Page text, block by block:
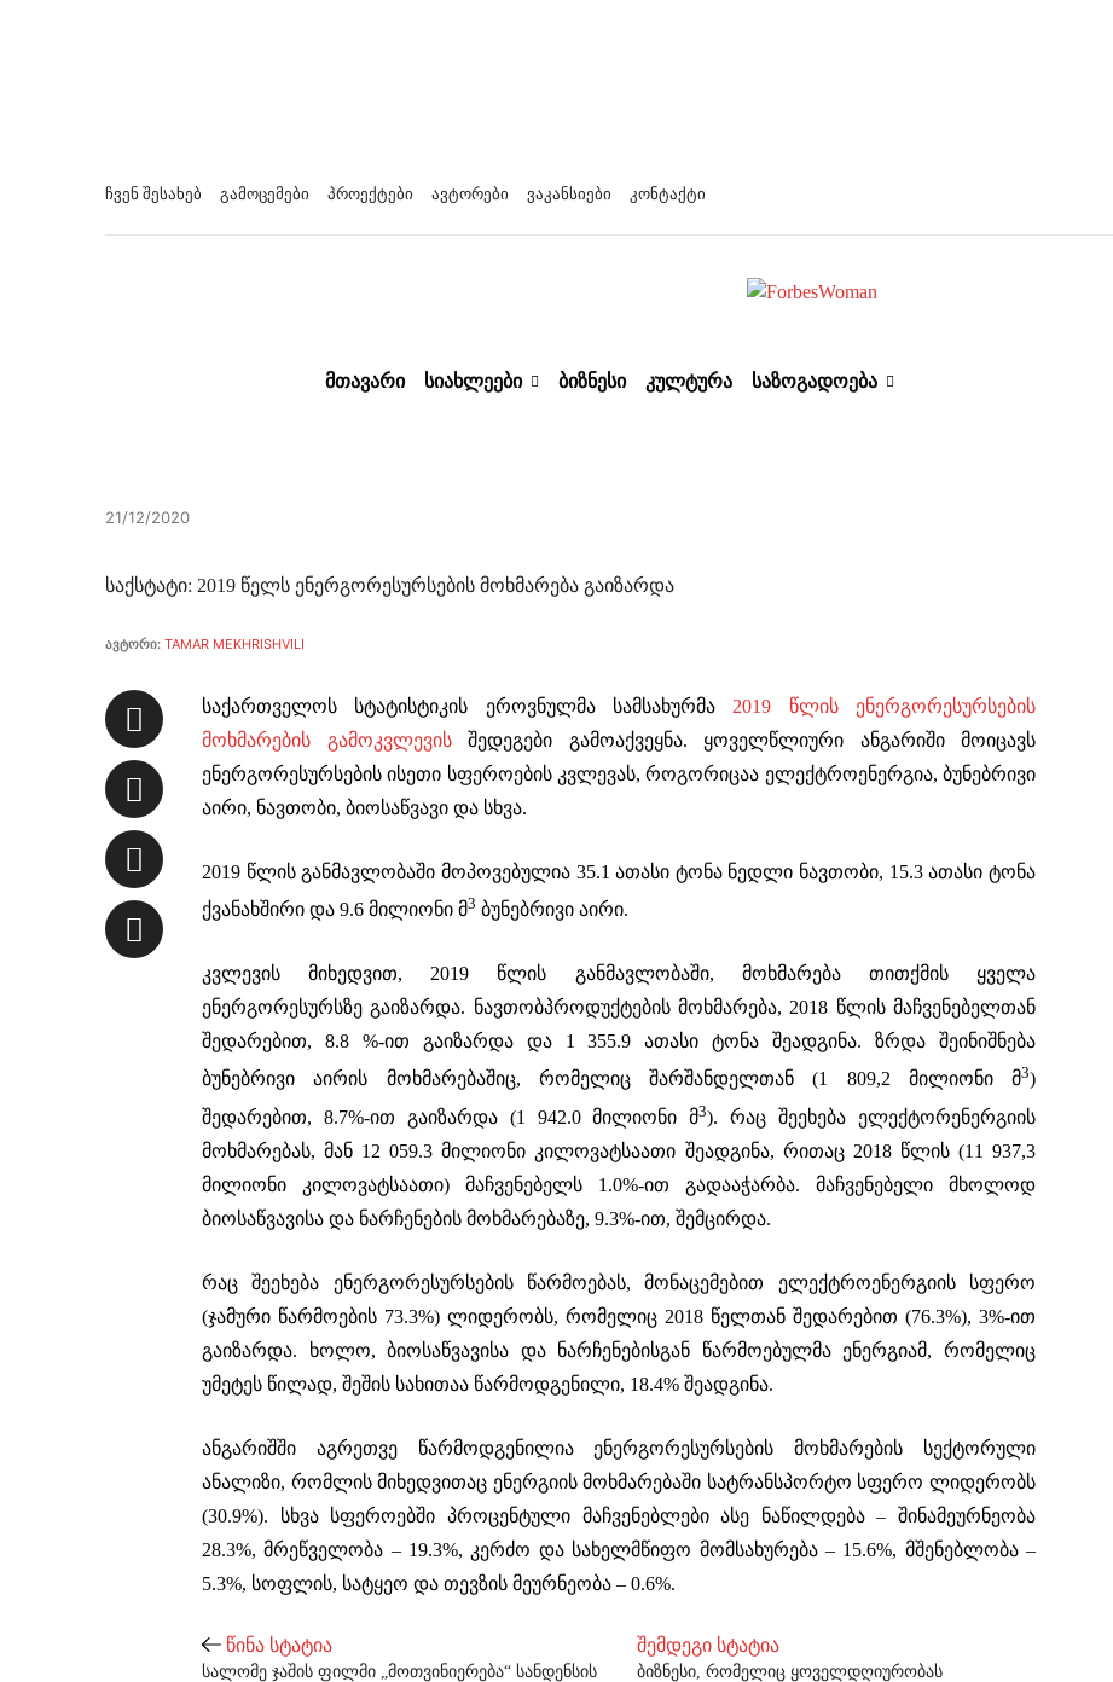
ჩვენ შესახებ გამოცემები პროექტები ავტორები ვაკანსიები კონტაქტი
ᲛᲗᲐᲕᲐᲠᲘ ᲡᲘᲐᲮᲚᲔᲔᲑᲘ ᲑᲘᲖᲜᲔᲡᲘ ᲙᲣᲚᲢᲣᲠᲐ ᲡᲐᲖᲝᲒᲐᲓᲝᲔᲑᲐ
21/12/2020
საქსტატი: 2019 წელს ენერგორესურსების მოხმარება გაიზარდა
ავტორი: TAMAR MEKHRISHVILI
საქართველოს სტატისტიკის ეროვნულმა სამსახურმა 2019 წლის ენერგორესურსების
მოხმარების გამოკვლევისშედეგები გამოაქვეყნა. ყოველწლიური ანგარიში მოიცავს
ენერგორესურსების ისეთი სფეროების კვლევას, როგორიცაა ელექტროენერგია, ბუნებრივი
აირი, ნავთობი, ბიოსაწვავი და სხვა.
2019 წლის განმავლობაში მოპოვებულია 35.1 ათასი ტონა ნედლი ნავთობი, 15.3 ათასი ტონა
ქვანახშირი და 9.6 მილიონი მ3 ბუნებრივი აირი.
კვლევის მიხედვით, 2019 წლის განმავლობაში, მოხმარება თითქმის ყველა
ენერგორესურსზე გაიზარდა. ნავთობპროდუქტების მოხმარება, 2018 წლის მაჩვენებელთან
შედარებით, 8.8 %-ით გაიზარდა და 1 355.9 ათასი ტონა შეადგინა. ზრდა შეინიშნება
ბუნებრივი აირის მოხმარებაშიც, რომელიც შარშანდელთან (1 809,2 მილიონი მ3)
შედარებით, 8.7%-ით გაიზარდა (1 942.0 მილიონი მ3). რაც შეეხება ელექტორენერგიის
მოხმარებას, მან 12 059.3 მილიონი კილოვატსაათი შეადგინა, რითაც 2018 წლის (11 937,3
მილიონი კილოვატსაათი) მაჩვენებელს 1.0%-ით გადააჭარბა. მაჩვენებელი მხოლოდ
ბიოსაწვავისა და ნარჩენების მოხმარებაზე, 9.3%-ით, შემცირდა.
რაც შეეხება ენერგორესურსების წარმოებას, მონაცემებით ელექტროენერგიის სფერო
(ჯამური წარმოების 73.3%) ლიდერობს, რომელიც 2018 წელთან შედარებით (76.3%), 3%-ით
გაიზარდა. ხოლო, ბიოსაწვავისა და ნარჩენებისგან წარმოებულმა ენერგიამ, რომელიც
უმეტეს წილად, შეშის სახითაა წარმოდგენილი, 18.4% შეადგინა.
ანგარიშში აგრეთვე წარმოდგენილია ენერგორესურსების მოხმარების სექტორული
ანალიზი, რომლის მიხედვითაც ენერგიის მოხმარებაში სატრანსპორტო სფერო ლიდერობს
(30.9%). სხვა სფეროებში პროცენტული მაჩვენებლები ასე ნაწილდება – შინამეურნეობა
28.3%, მრეწველობა – 19.3%, კერძო და სახელმწიფო მომსახურება – 15.6%, მშენებლობა –
5.3%, სოფლის, სატყეო და თევზის მეურნეობა – 0.6%.
წინა სტატია
სალომე ჯაშის ფილმი „მოთვინიერება“ სანდენსის
შემდეგი სტატია
ბიზნესი, რომელიც ყოველდღიურობას